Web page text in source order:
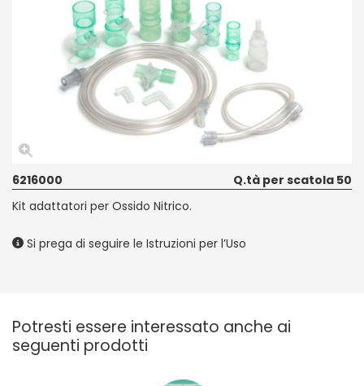
6216000
Q.tà per scatola 50
Kit adattatori per Ossido Nitrico.
Si prega di seguire le Istruzioni per l’Uso
Potresti essere interessato anche ai
seguenti prodotti